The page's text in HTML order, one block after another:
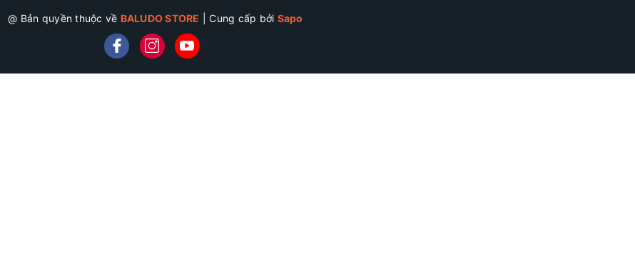
@ Bản quyền thuộc về BALUDO STORE Cung cấp bởi Sapo